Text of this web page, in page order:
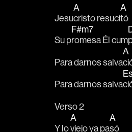
Jesu
A
cristo resuci
A
tó
Su p
F#m7
romesa Él cum
Para darnos salva
A
Para darnos salva
Verso 2
Y lo
A
viejo ya pa
A
só